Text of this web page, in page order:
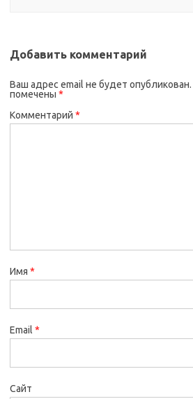
Добавить комментарий
Ваш адрес email не будет опубликован.
помечены *
Комментарий *
Имя *
Email *
Сайт